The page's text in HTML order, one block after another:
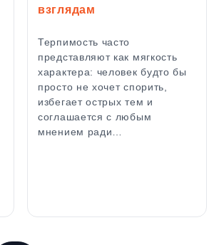
взглядам
Терпимость часто
представляют как мягкость
характера: человек будто бы
просто не хочет спорить,
избегает острых тем и
соглашается с любым
мнением ради…